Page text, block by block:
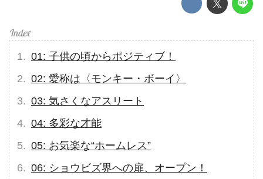
01: 子供の頃からポジティブ！
02: 愛称は〈モンキー・ボーイ〉
03: 気さくなアスリート
04: 多彩な才能
05: お気楽な“ホームレス”
06: ショウビズ界への扉、オープン！